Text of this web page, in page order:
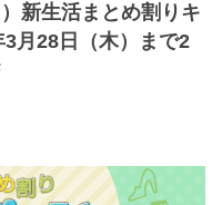
新生活まとめ割りキ
月28日（木）まで2